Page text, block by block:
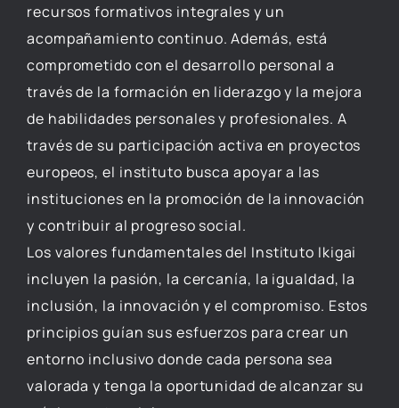
recursos formativos integrales y un
acompañamiento continuo. Además, está
comprometido con el desarrollo personal a
través de la formación en liderazgo y la mejora
de habilidades personales y profesionales. A
través de su participación activa en proyectos
europeos, el instituto busca apoyar a las
instituciones en la promoción de la innovación
y contribuir al progreso social.
Los valores fundamentales del Instituto Ikigai
incluyen la pasión, la cercanía, la igualdad, la
inclusión, la innovación y el compromiso. Estos
principios guían sus esfuerzos para crear un
entorno inclusivo donde cada persona sea
valorada y tenga la oportunidad de alcanzar su